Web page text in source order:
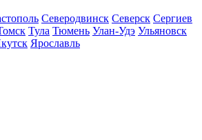
Северодвинск Северск Сергиев
Тула Тюмень Улан-Удэ Ульяновск
Ярославль